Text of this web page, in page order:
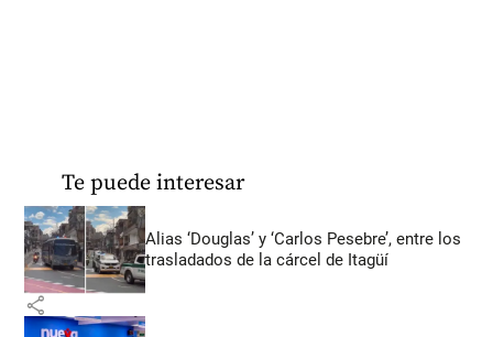
Te puede interesar
Alias ‘Douglas’ y ‘Carlos Pesebre’, entre los
trasladados de la cárcel de Itagüí
share